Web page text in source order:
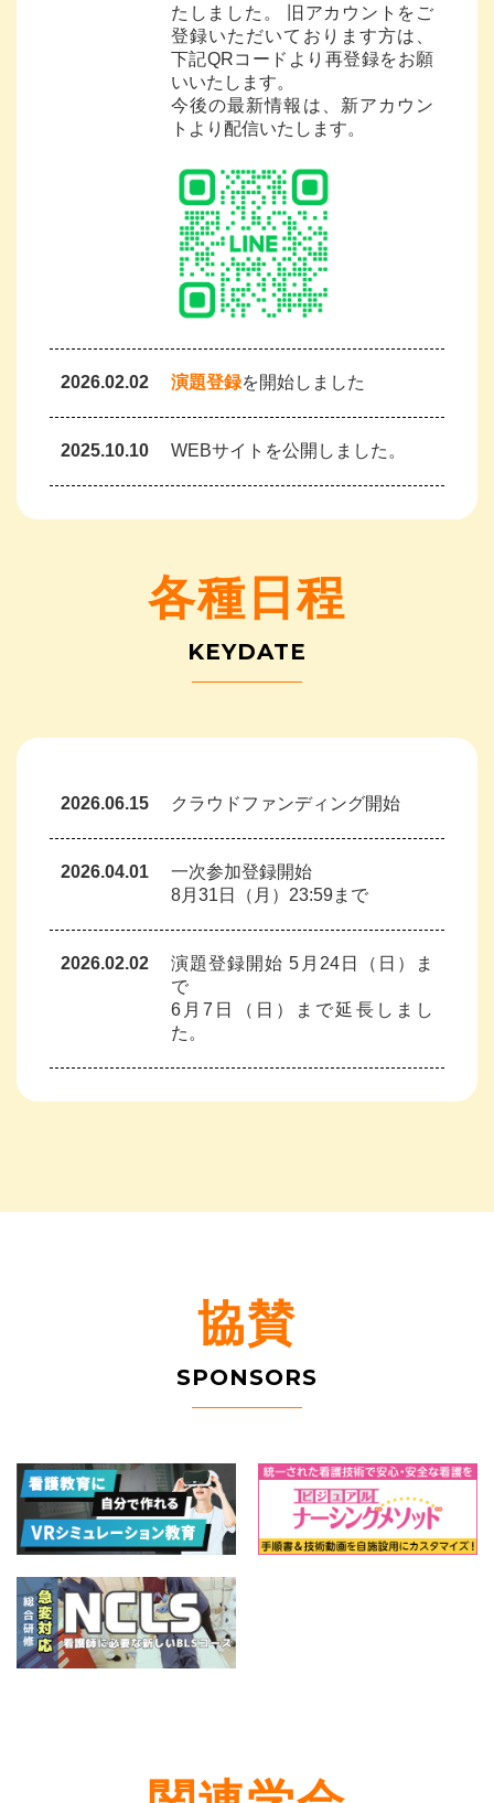
たしました。 旧アカウントをご
登録いただいております方は、
下記QRコードより再登録をお願
いいたします。
今後の最新情報は、新アカウン
トより配信いたします。
2026.02.02 演題登録を開始しました
2025.10.10 WEBサイトを公開しました。
各種日程
KEYDATE
2026.06.15 クラウドファンディング開始
2026.04.01
一次参加登録開始
8月31日（月）23:59まで
2026.02.02
演題登録開始 5月24日（日）ま
で
6月7日（日）まで延長しまし
た。
協賛
SPONSORS